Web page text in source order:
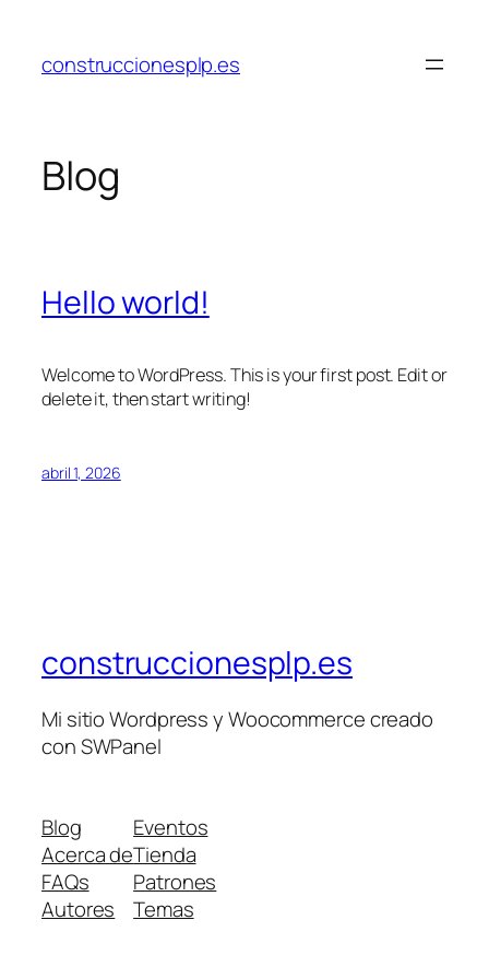
contenido
construccionesplp.es
Blog
Hello world!
Welcome to WordPress. This is your first post. Edit or
delete it, then start writing!
abril 1, 2026
construccionesplp.es
Mi sitio Wordpress y Woocommerce creado
con SWPanel
Blog
Acerca de
FAQs
Autores
Eventos
Tienda
Patrones
Temas